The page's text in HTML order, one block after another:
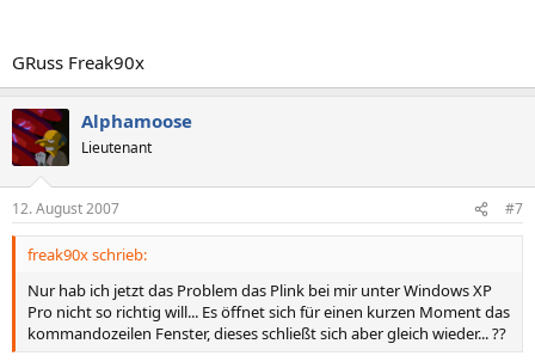
GRuss Freak90x
Alphamoose
Lieutenant
12. August 2007 #7
freak90x schrieb:
Nur hab ich jetzt das Problem das Plink bei mir unter Windows XP
Pro nicht so richtig will... Es öffnet sich für einen kurzen Moment das
kommandozeilen Fenster, dieses schließt sich aber gleich wieder... ??